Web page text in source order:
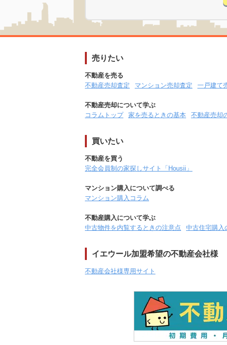
売りたい
不動産を売る
不動産売却査定
マンション売却査定 一戸建て
不動産売却について学ぶ
コラムトップ
家を売るときの基本 不動産売却
買いたい
不動産を買う
完全会員制の家探しサイト「Housii」
マンション購入について調べる
マンション購入コラム
不動産購入について学ぶ
中古物件を内覧するときの注意点
中古住宅購入
イエウール加盟希望の不動産会社様
不動産会社様専用サイト